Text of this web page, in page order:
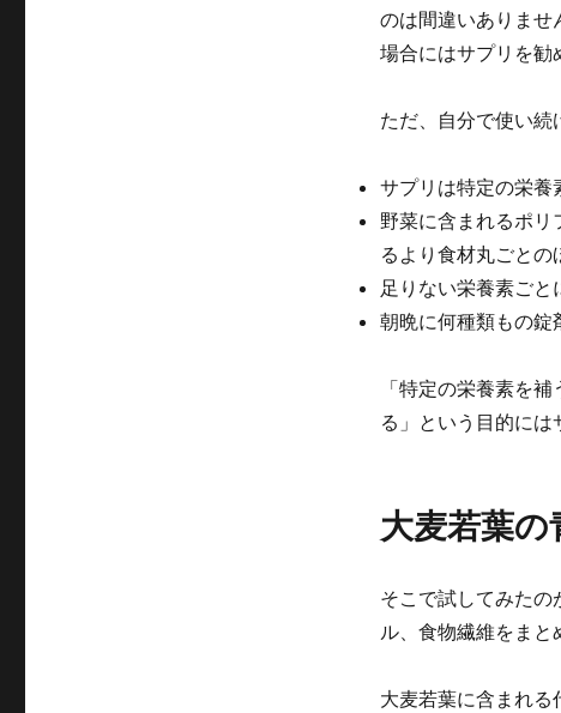
のは間違いありませ
場合にはサプリを勧
ただ、自分で使い続
サプリは特定の栄養
野菜に含まれるポリ
るより食材丸ごと
足りない栄養素ごと
朝晩に何種類もの錠
「特定の栄養素を
る」という目的には
大麦若葉
そこで試してみたの
ル、食物繊維をまと
大麦若葉に含まれる